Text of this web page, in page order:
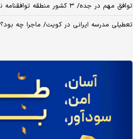
توافق مهم در جده/ ۳ کشور منطقه توافقنامه نظامی امضا می‌کنند
تعطیلی مدرسه ایرانی در کویت/ ماجرا چه بود؟